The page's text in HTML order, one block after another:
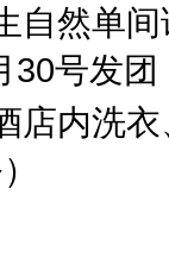
自然单
30号发
店内洗